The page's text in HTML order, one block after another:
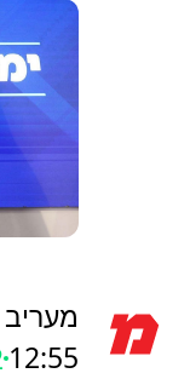
מעריב
12:55